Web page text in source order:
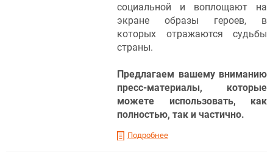
социальной и воплощают на
экране образы героев, в
которых отражаются судьбы
страны.
Предлагаем вашему вниманию
пресс-материалы, которые
можете использовать, как
полностью, так и частично.
Подробнее